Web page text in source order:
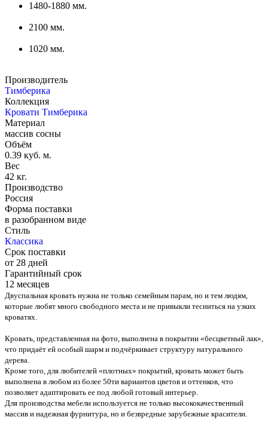
1480-1880 мм.
2100 мм.
1020 мм.
Производитель
Тимберика
Коллекция
Кровати Тимберика
Материал
массив сосны
Объём
0.39 куб. м.
Вес
42 кг.
Производство
Россия
Форма поставки
в разобранном виде
Стиль
Классика
Срок поставки
от 28 дней
Гарантийный срок
12 месяцев
Двуспальная кровать нужна не только семейным парам, но и тем людям,
которые любят много свободного места и не привыкли тесниться на узких
кроватях.
Кровать, представленная на фото, выполнена в покрытии «бесцветный лак»,
что придаёт ей особый шарм и подчёркивает структуру натурального
дерева.
Кроме того, для любителей «плотных» покрытий, кровать может быть
выполнена в любом из более 50ти вариантов цветов и оттенков, что
позволяет адаптировать ее под любой готовый интерьер.
Для производства мебели используется не только высококачественный
массив и надежная фурнитура, но и безвредные зарубежные красители.